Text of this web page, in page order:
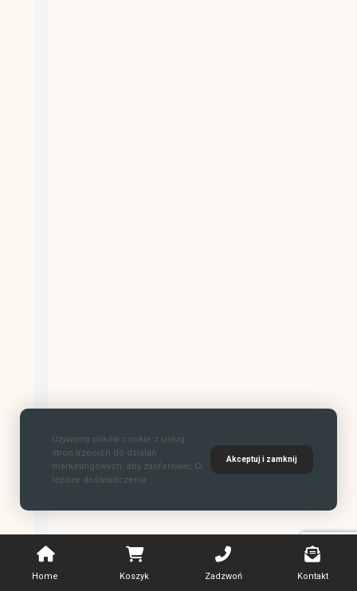
Home Koszyk Zadzwoń Kontakt
Używamy plików cookie z usług
stron trzecich do działań
marketingowych, aby zaoferować Ci
lepsze doświadczenia.
Akceptuj i zamknij